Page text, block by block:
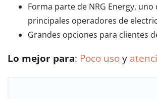
Forma parte de NRG Energy, uno
principales operadores de
Grandes opciones para clientes
Lo mejor para: Poco usoy